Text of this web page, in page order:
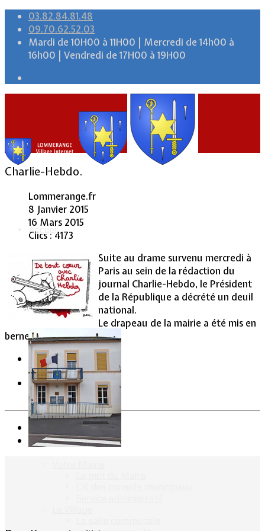
03.82.84.81.48
09.70.62.52.03
Mardi de 10H00 à 11H00 | Mercredi de 14h00 à
16h00 | Vendredi de 17H00 à 19H00
Accueil
Vie Municipale
Charlie-Hebdo.
Lommerange.fr
8 Janvier 2015
16 Mars 2015
Clics : 4173
Suite au drame survenu mercredi à
Paris au sein de la rédaction du
journal Charlie-Hebdo, le Président
de la République a décrété un deuil
national.
Le drapeau de la mairie a été mis en
berne pour trois jours.
Suivant